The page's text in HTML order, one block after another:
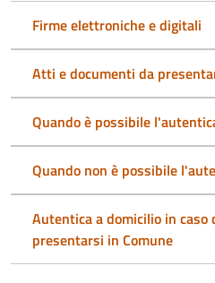
Firme elettroniche e digitali
Atti e documenti da
Quando è possibile
Quando non è possibile
Autentica a domicilio in
presentarsi in Comune